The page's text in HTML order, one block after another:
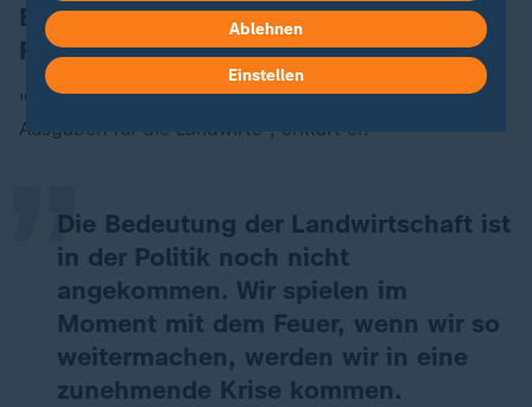
Bauernpräsident: "Wir spielen mit dem
Feuer"
"Wir haben nicht mal ein Prozent der öffentlichen
Ausgaben für die Landwirte", erklärt er.
Die Bedeutung der Landwirtschaft ist
in der Politik noch nicht
angekommen. Wir spielen im
Moment mit dem Feuer, wenn wir so
weitermachen, werden wir in eine
zunehmende Krise kommen.
„
Ablehnen
Einstellen